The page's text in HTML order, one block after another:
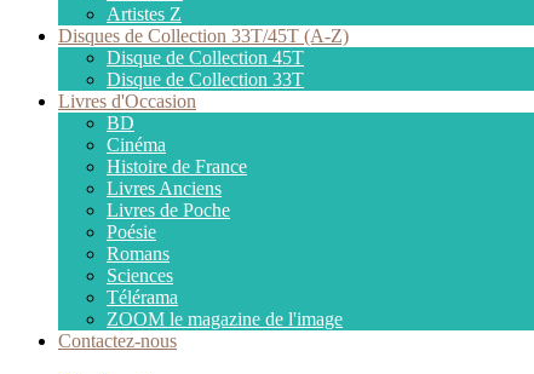
Artistes Z
Disques de Collection 33T/45T (A-Z)
Disque de Collection 45T
Disque de Collection 33T
Livres d'Occasion
BD
Cinéma
Histoire de France
Livres Anciens
Livres de Poche
Poésie
Romans
Sciences
Télérama
ZOOM le magazine de l'image
Contactez-nous